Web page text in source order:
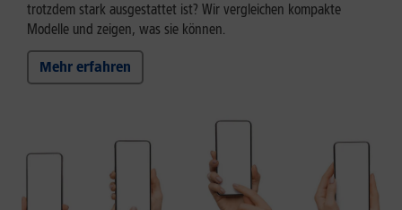
trotzdem stark ausgestattet ist? Wir vergleichen kompakte
Modelle und zeigen, was sie können.
Mehr erfahren